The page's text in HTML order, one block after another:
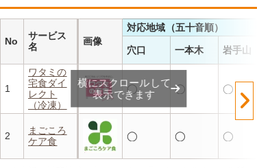
No
サービス
名
画像
対応地域（五十音順）
穴口 一本木 岩手山
1
ワタミの
宅食ダイ
レクト
（冷凍）
◯ ◯ ◯
2
まごころ
ケア食
◯ ◯ ◯
横にスクロールして
表示できます